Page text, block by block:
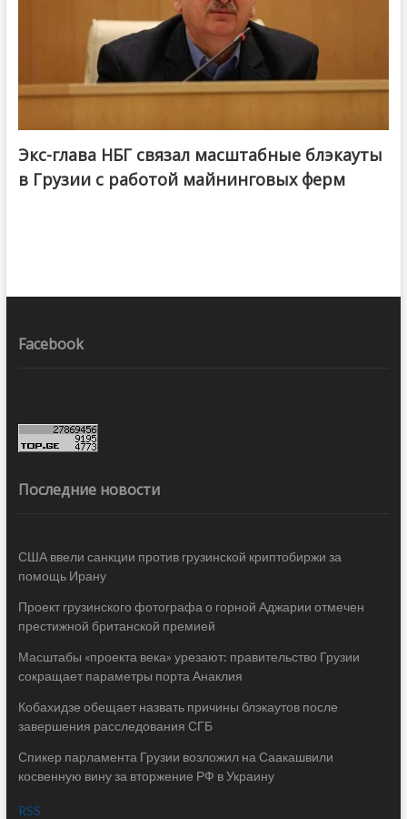
Экс-глава НБГ связал масштабные блэкауты
в Грузии с работой майнинговых ферм
Facebook
Последние новости
США ввели санкции против грузинской криптобиржи за
помощь Ирану
Проект грузинского фотографа о горной Аджарии отмечен
престижной британской премией
Масштабы «проекта века» урезают: правительство Грузии
сокращает параметры порта Анаклия
Кобахидзе обещает назвать причины блэкаутов после
завершения расследования СГБ
Спикер парламента Грузии возложил на Саакашвили
косвенную вину за вторжение РФ в Украину
RSS